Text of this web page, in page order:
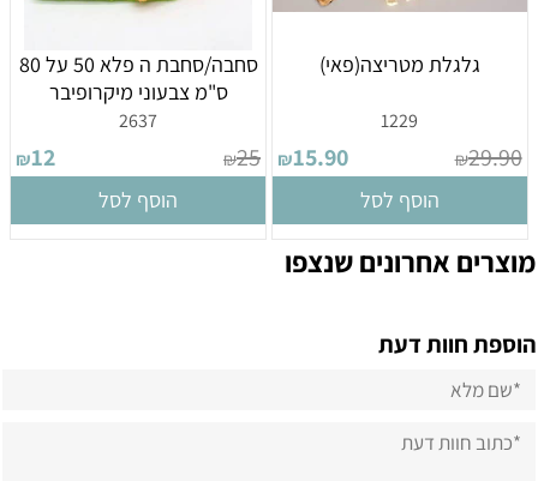
גלגלת מטריצה(פאי)
1229
₪29.90
₪15.90
הוסף לסל
סחבה/סחבת ה פלא 50 על 80
ס"מ צבעוני מיקרופיבר
2637
₪25
₪12
הוסף לסל
מוצרים אחרונים שנצפו
הוספת חוות דעת